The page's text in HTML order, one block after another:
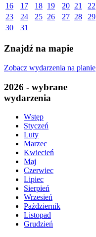
16
17 18 19 20 21
22
23
24 25 26 27 28
29
30
31
Znajdź na mapie
Zobacz wydarzenia na planie
2026 - wybrane
wydarzenia
Wstęp
Styczeń
Luty
Marzec
Kwiecień
Maj
Czerwiec
Lipiec
Sierpień
Wrzesień
Październik
Listopad
Grudzień